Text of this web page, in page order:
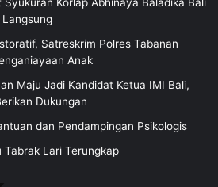
Langsung
Satreskrim Polres Tabanan
Anak
Maju Jadi Kandidat Ketua IMI Bali,
Dukungan
dan Pendampingan Psikologis
Tabrak Lari Terungkap